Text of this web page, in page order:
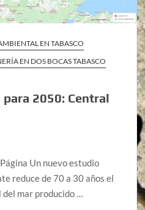
EN TABASCO
EN DOS BOCAS TABASCO
2050: Central
Un nuevo estudio
reduce de 70 a 30 años el
mar producido …